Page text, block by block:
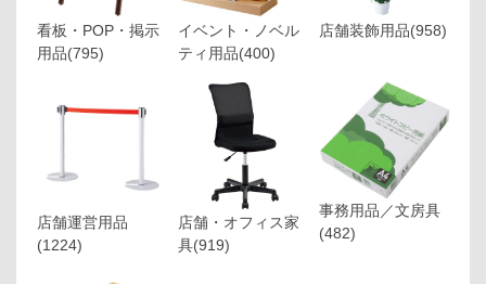
看板・POP・掲示
用品(795)
イベント・ノベル
ティ用品(400)
店舗装飾用品(958)
店舗運営用品
(1224)
店舗・オフィス家
具(919)
事務用品／文房具
(482)